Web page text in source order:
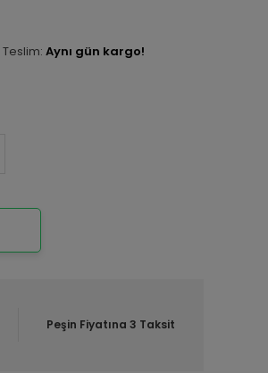
Aynı gün kargo!
Peşin Fiyatına 3 Taksit